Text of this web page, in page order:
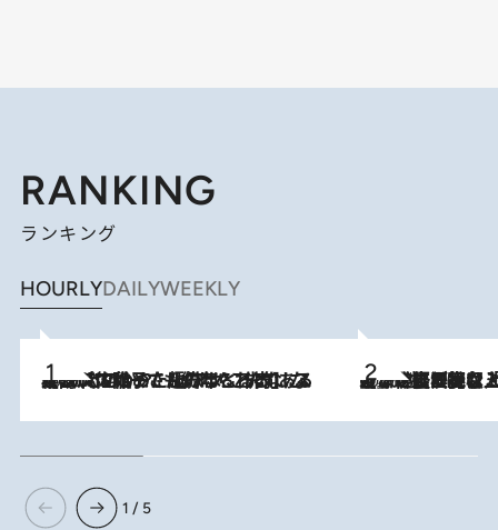
RANKING
ランキング
HOURLYDAILYWEEKLY
2026.8.5
【阿川佐和子さんの年とる力】なぜ70代で始めた趣味は“こんなに楽しい”のか？ ピアノ、俳句…スランプに陥っても続けられる“ある秘訣”とは 2026.8.5
【なぜ吉沢亮は「気配を消せる」のか？】興行収入208億の『国宝』を経て挑むミュージカル『ディア・エヴァン・ハンセン』。トップ俳優が舞台上でさらけ出した“孤独”とは
1 / 5